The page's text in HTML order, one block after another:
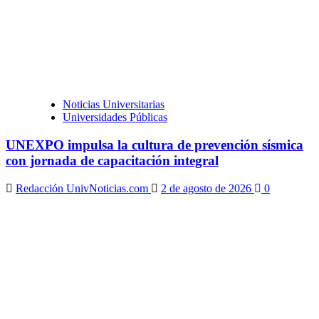
Noticias Universitarias
Universidades Públicas
UNEXPO impulsa la cultura de prevención sísmica
con jornada de capacitación integral
Redacción UnivNoticias.com 2 de agosto de 2026 0